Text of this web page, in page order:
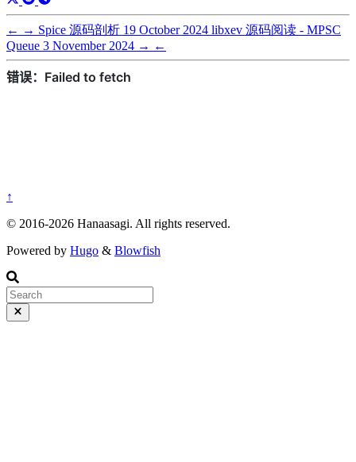
← → Spice 源码剖析 19 October 2024 libxev 源码阅读 - MPSC
Queue 3 November 2024 → ←
↑
© 2016-2026 Hanaasagi. All rights reserved.
Powered by Hugo & Blowfish